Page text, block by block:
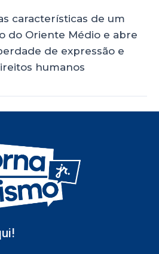
características de um
do Oriente Médio e abre
de expressão e
humanos